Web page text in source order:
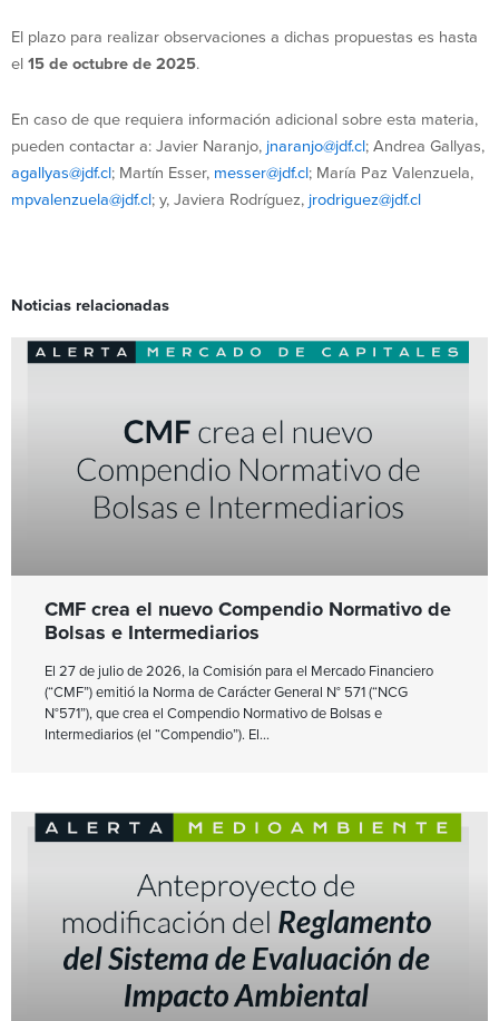
El plazo para realizar observaciones a dichas propuestas es hasta
el15 de octubre de 2025.
En caso de que requiera información adicional sobre esta materia,
pueden contactar a: Javier Naranjo, jnaranjo@jdf.cl; Andrea Gallyas,
agallyas@jdf.cl; Martín Esser, messer@jdf.cl; María Paz Valenzuela,
mpvalenzuela@jdf.cl; y, Javiera Rodríguez, jrodriguez@jdf.cl
Noticias relacionadas
CMF crea el nuevo Compendio Normativo de
Bolsas e Intermediarios
El 27 de julio de 2026, la Comisión para el Mercado Financiero
(“CMF”) emitió la Norma de Carácter General N° 571 (“NCG
N°571”), que crea el Compendio Normativo de Bolsas e
Intermediarios (el “Compendio”). El